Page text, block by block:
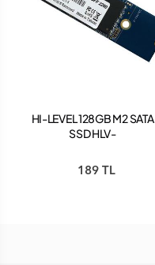
HI-LEVEL 128GB M2 SATA
SSD HLV-
189 TL